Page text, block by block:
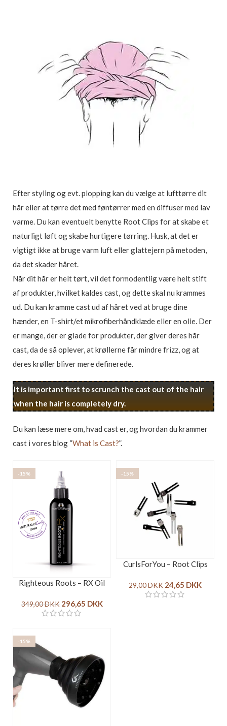
Efter styling og evt. plopping kan du vælge at lufttørre dit
hår eller at tørre det med føntørrer med en diffuser med lav
varme. Du kan eventuelt benytte Root Clips for at skabe et
naturligt løft og skabe hurtigere tørring. Husk, at det er
vigtigt ikke at bruge varm luft eller glattejern på metoden,
da det skader håret.
Når dit hår er helt tørt, vil det formodentlig være helt stift
af produkter, hvilket kaldes cast, og dette skal nu krammes
ud. Du kan kramme cast ud af håret ved at bruge dine
hænder, en T-shirt/et mikrofiberhåndklæde eller en olie. Der
er mange, der er glade for produkter, der giver deres hår
cast, da de så oplever, at krøllerne får mindre frizz, og at
deres krøller bliver mere definerede.
It is important first to scrunch the cast out of the hair
when the hair is completely dry.
Du kan læse mere om, hvad cast er, og hvordan du krammer
cast i vores blog “What is Cast?”.
-15%
Righteous Roots – RX Oil
349,00DKK 296,65 DKK
-15%
CurlsForYou – Root Clips
29,00DKK 24,65 DKK
-15%